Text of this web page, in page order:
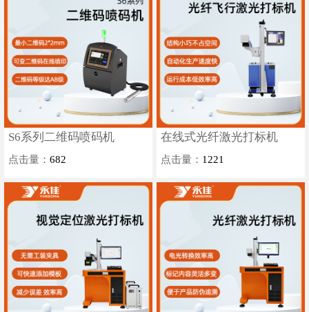
S6系列二维码喷码机
点击量：682
在线式光纤激光打标机
点击量： 1221